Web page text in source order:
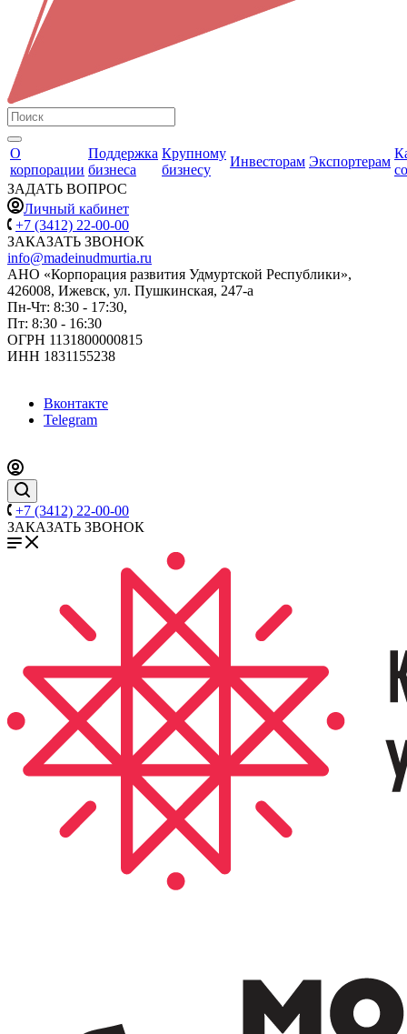
О
корпорации
Поддержка
бизнеса
Крупному
бизнесу
Инвесторам Экспортерам
ЗАДАТЬ ВОПРОС
Личный кабинет
+7 (3412) 22-00-00
ЗАКАЗАТЬ ЗВОНОК
info@madeinudmurtia.ru
АНО «Корпорация развития Удмуртской Республики»,
426008, Ижевск, ул. Пушкинская, 247-а
Пн-Чт: 8:30 - 17:30,
Пт: 8:30 - 16:30
ОГРН 1131800000815
ИНН 1831155238
Вконтакте
Telegram
+7 (3412) 22-00-00
ЗАКАЗАТЬ ЗВОНОК